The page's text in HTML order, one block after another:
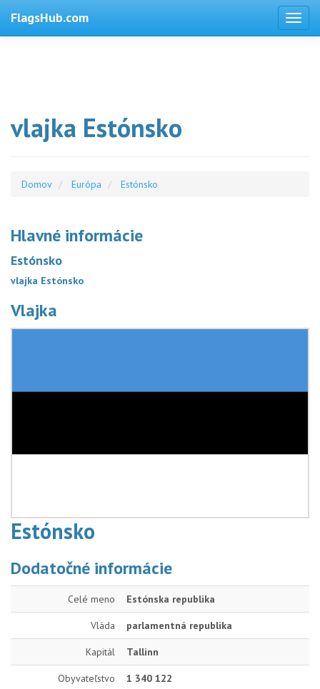
FlagsHub.com
vlajka Estónsko
Domov Európa Estónsko
Hlavné informácie
Estónsko
vlajka Estónsko
Vlajka
Estónsko
Dodatočné informácie
Celé meno Estónska republika
Vláda parlamentná republika
Kapitál Tallinn
Obyvateľstvo 1 340 122